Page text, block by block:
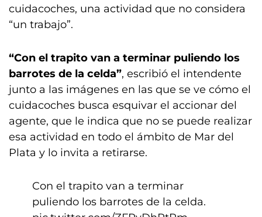
cuidacoches, una actividad que no considera
“un trabajo”.
“Con el trapito van a terminar puliendo los
barrotes de la celda”, escribió el intendente
junto a las imágenes en las que se ve cómo el
cuidacoches busca esquivar el accionar del
agente, que le indica que no se puede realizar
esa actividad en todo el ámbito de Mar del
Plata y lo invita a retirarse.
Con el trapito van a terminar
puliendo los barrotes de la celda.